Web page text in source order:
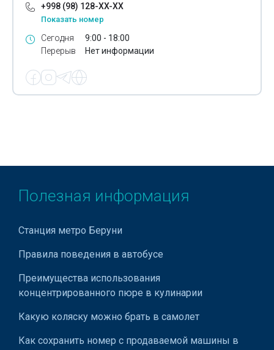
Ремонт шин
Ремонт электродвигателей
Ремонт отопительного оборудования
Сервисные центры LG
Сервисные центры Midea
Сервисные центры Samsung
Сервисные центры Xerox
Сервисные центры ISUZU
Системы вентиляции
Системы воздушного отопления
+998 (98) 128-XX-XX
Показать номер
Сегодня
Перерыв
9:00 - 18:00
Нет информации
Полезная информация
Станция метро Беруни
Правила поведения в автобусе
Преимущества использования
концентрированного пюре в кулинарии
Какую коляску можно брать в самолет
Как сохранить номер с продаваемой машины в